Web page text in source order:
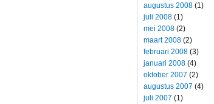
augustus 2008 (1)
juli 2008 (1)
mei 2008 (2)
maart 2008 (2)
februari 2008 (3)
januari 2008 (4)
oktober 2007 (2)
augustus 2007 (4)
juli 2007 (1)